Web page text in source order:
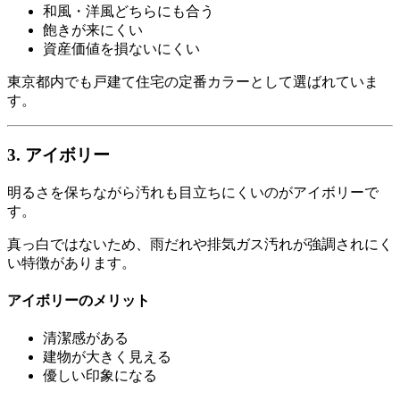
和風・洋風どちらにも合う
飽きが来にくい
資産価値を損ないにくい
東京都内でも戸建て住宅の定番カラーとして選ばれていま
す。
3. アイボリー
明るさを保ちながら汚れも目立ちにくいのがアイボリーで
す。
真っ白ではないため、雨だれや排気ガス汚れが強調されにく
い特徴があります。
アイボリーのメリット
清潔感がある
建物が大きく見える
優しい印象になる